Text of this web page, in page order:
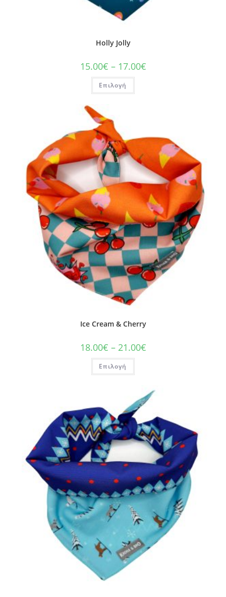
Holly Jolly
15.00€ – 17.00€
Επιλογή
Ice Cream & Cherry
18.00€ – 21.00€
Επιλογή